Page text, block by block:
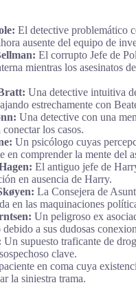
El detective problemático
ausente del equipo de
El corrupto Jefe de
mientras los asesinatos
Una detective intuitiva
estrechamente con
Una detective con una
los casos.
Un psicólogo cuyas
en comprender la mente del
El antiguo jefe de
en ausencia de Harry.
La Consejera de
en las maquinaciones
Un peligroso ex
a sus dudosas
Un supuesto traficante de
clave.
en coma cuya
la siniestra trama.